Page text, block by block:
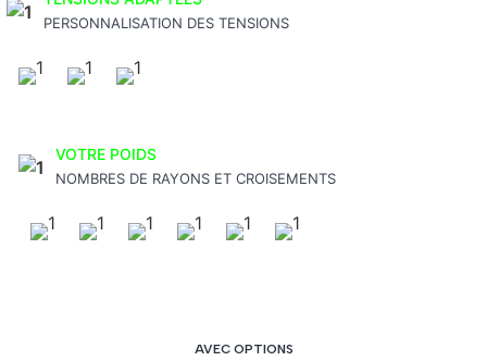
PERSONNALISATION DES TENSIONS
VOTRE POIDS
NOMBRES DE RAYONS ET CROISEMENTS
AVEC OPTIONS